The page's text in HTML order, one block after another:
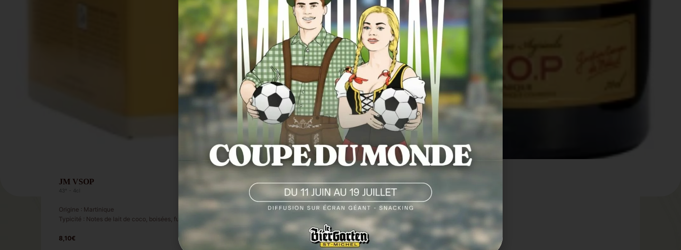
JM VSOP
43° - 4cl
Origine : Martinique
Typicité : Notes de lait de coco, boisées, fumées et grillées. Epices et café torréfié.
8,10€